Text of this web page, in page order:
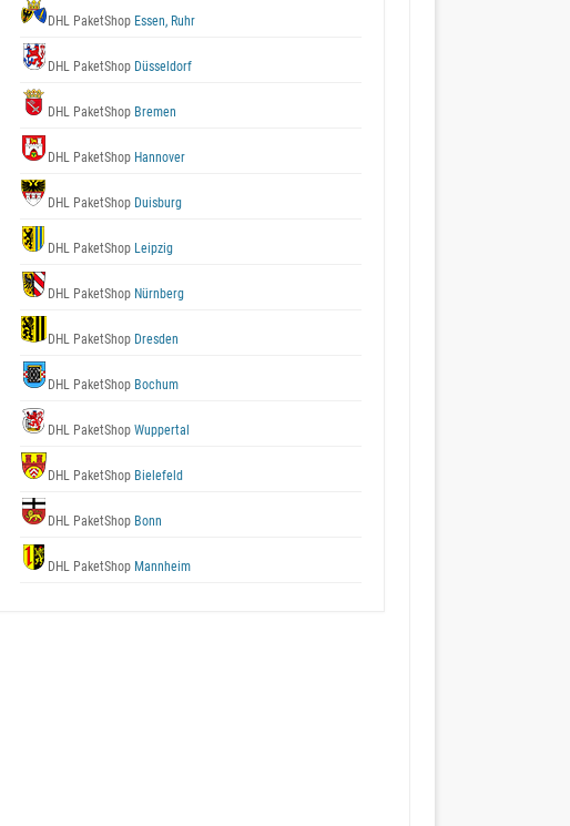
DHL PaketShop Essen, Ruhr
DHL PaketShop Düsseldorf
DHL PaketShop Bremen
DHL PaketShop Hannover
DHL PaketShop Duisburg
DHL PaketShop Leipzig
DHL PaketShop Nürnberg
DHL PaketShop Dresden
DHL PaketShop Bochum
DHL PaketShop Wuppertal
DHL PaketShop Bielefeld
DHL PaketShop Bonn
DHL PaketShop Mannheim